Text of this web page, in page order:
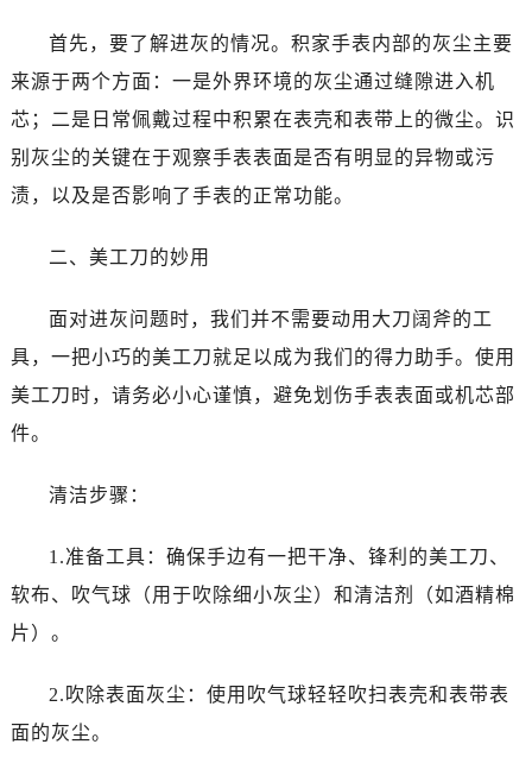
首先，要了解进灰的情况。积家手表内部的灰尘主要
来源于两个方面：一是外界环境的灰尘通过缝隙进入机
芯；二是日常佩戴过程中积累在表壳和表带上的微尘。识
别灰尘的关键在于观察手表表面是否有明显的异物或污
渍，以及是否影响了手表的正常功能。
二、美工刀的妙用
面对进灰问题时，我们并不需要动用大刀阔斧的工
具，一把小巧的美工刀就足以成为我们的得力助手。使用
美工刀时，请务必小心谨慎，避免划伤手表表面或机芯部
件。
清洁步骤：
1.准备工具：确保手边有一把干净、锋利的美工刀、
软布、吹气球（用于吹除细小灰尘）和清洁剂（如酒精棉
片）。
2.吹除表面灰尘：使用吹气球轻轻吹扫表壳和表带表
面的灰尘。